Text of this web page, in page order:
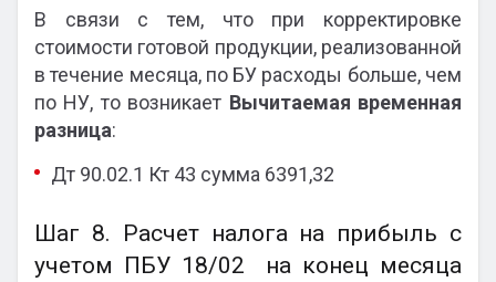
В связи с тем, что при корректировке
стоимости готовой продукции, реализованной
в течение месяца, по БУ расходы больше, чем
по НУ, то возникает Вычитаемая временная
разница:
Дт 90.02.1 Кт 43 сумма 6391,32
Шаг 8. Расчет налога на прибыль с
учетом ПБУ 18/02 на конец месяца